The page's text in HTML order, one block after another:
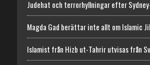
Judehat och terrorhyllningar efter
Magda Gad berättar inte allt om Islamic
Islamist från Hizb ut-Tahrir utvisas från